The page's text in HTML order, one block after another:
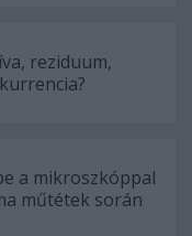
reziduum,
a mikroszkóppal
műtétek során